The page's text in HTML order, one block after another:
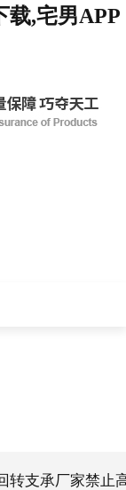
载,宅男APP
转支承厂家禁止